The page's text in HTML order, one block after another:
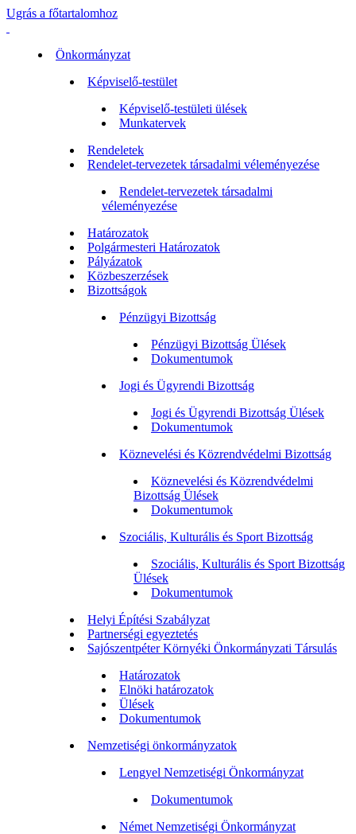
Ugrás a főtartalomhoz
Önkormányzat
Képviselő-testület
Képviselő-testületi ülések
Munkatervek
Rendeletek
Rendelet-tervezetek társadalmi véleményezése
Rendelet-tervezetek társadalmi
véleményezése
Határozatok
Polgármesteri Határozatok
Pályázatok
Közbeszerzések
Bizottságok
Pénzügyi Bizottság
Pénzügyi Bizottság Ülések
Dokumentumok
Jogi és Ügyrendi Bizottság
Jogi és Ügyrendi Bizottság Ülések
Dokumentumok
Köznevelési és Közrendvédelmi Bizottság
Köznevelési és Közrendvédelmi
Bizottság Ülések
Dokumentumok
Szociális, Kulturális és Sport Bizottság
Szociális, Kulturális és Sport Bizottság
Ülések
Dokumentumok
Helyi Építési Szabályzat
Partnerségi egyeztetés
Sajószentpéter Környéki Önkormányzati Társulás
Határozatok
Elnöki határozatok
Ülések
Dokumentumok
Nemzetiségi önkormányzatok
Lengyel Nemzetiségi Önkormányzat
Dokumentumok
Német Nemzetiségi Önkormányzat